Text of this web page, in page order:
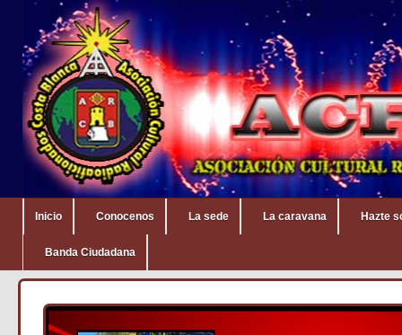
Inicio Conocenos La sede La caravana Hazte
Banda Ciudadana